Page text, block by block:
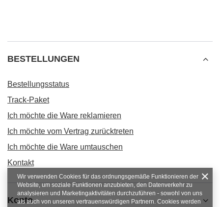
BESTELLUNGEN
Bestellungsstatus
Track-Paket
Ich möchte die Ware reklamieren
Ich möchte vom Vertrag zurücktreten
Ich möchte die Ware umtauschen
Kontakt
Konto
Wir verwenden Cookies für das ordnungsgemäße Funktionieren der
Website, um soziale Funktionen anzubieten, den Datenverkehr zu
analysieren und Marketingaktivitäten durchzuführen - sowohl von uns
als auch von unseren vertrauenswürdigen Partnern. Cookies werden